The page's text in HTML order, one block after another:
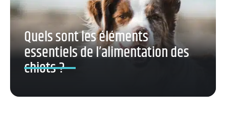
Quels sont les éléments
essentiels de l’alimentation des
chiots ?